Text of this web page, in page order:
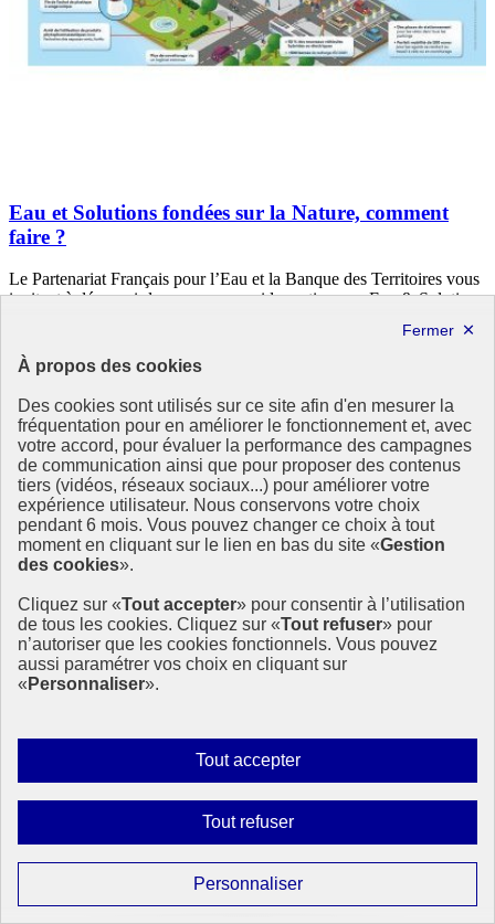
À propos des cookies
Des cookies sont utilisés sur ce site afin d'en mesurer la
fréquentation pour en améliorer le fonctionnement et, avec
votre accord, pour évaluer la performance des campagnes
de communication ainsi que pour proposer des contenus
tiers (vidéos, réseaux sociaux...) pour améliorer votre
expérience utilisateur. Nous conservons votre choix
pendant 6 mois. Vous pouvez changer ce choix à tout
moment en cliquant sur le lien en bas du site «Gestion
des cookies».
Cliquez sur «Tout accepter» pour consentir à l’utilisation
de tous les cookies. Cliquez sur «Tout refuser» pour
n’autoriser que les cookies fonctionnels. Vous pouvez
aussi paramétrer vos choix en cliquant sur
« Personnaliser».
Tout accepterAutoriser
tous
Tout refuserInterdire
tous
PersonnaliserParamétrer
les
Eau et Solutions fondées sur la Nature, comment
faire ?
Le Partenariat Français pour l’Eau et la Banque des Territoires vous
invitent à découvrir leur nouveau guide pratique : « Eau & Solutions
5 mai 2021 - En France
Page précédente